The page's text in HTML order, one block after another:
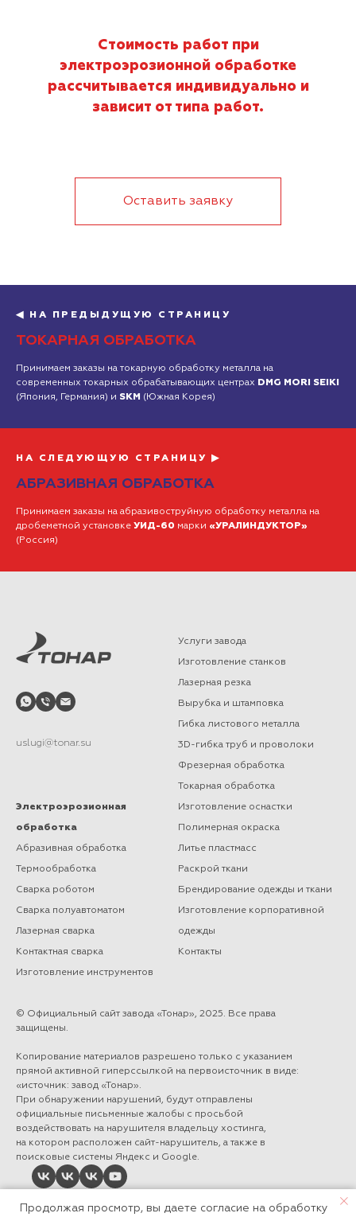
Стоимость работ при
электроэрозионной обработке
рассчитывается индивидуально и
зависит от типа работ.
Оставить заявку
◀ НА ПРЕДЫДУЩУЮ СТРАНИЦУ
ТОКАРНАЯ ОБРАБОТКА
Принимаем заказы на токарную обработку металла на
современных токарных обрабатывающих центрах DMG MORI SEIKI
(Япония, Германия) и SKM (Южная Корея)
НА СЛЕДУЮЩУЮ СТРАНИЦУ ▶
АБРАЗИВНАЯ ОБРАБОТКА
Принимаем заказы на абразивоструйную обработку металла на
дробеметной установке УИД-60 марки «УРАЛИНДУКТОР»
(Россия)
Продолжая просмотр, вы даете согласие на обработку
uslugi@tonar.su
Услуги завода
Изготовление станков
Лазерная резка
Вырубка и штамповка
Гибка листового металла
3D-гибка труб и проволоки
Фрезерная обработка
Токарная обработка
Электроэрозионная
обработка
Абразивная обработка
Термообработка
Сварка роботом
Сварка полуавтоматом
Лазерная сварка
Контактная сварка
Изготовление инструментов
Изготовление оснастки
Полимерная окраска
Литье пластмасс
Раскрой ткани
Брендирование одежды и ткани
Изготовление корпоративной
одежды
Контакты
© Официальный сайт завода «Тонар», 2025. Все права
защищены.
Копирование материалов разрешено только с указанием
прямой активной гиперссылкой на первоисточник в виде:
«источник: завод «Тонар».
При обнаружении нарушений, будут отправлены
официальные письменные жалобы с просьбой
воздействовать на нарушителя владельцу хостинга,
на котором расположен сайт-нарушитель, а также в
поисковые системы Яндекс и Google.